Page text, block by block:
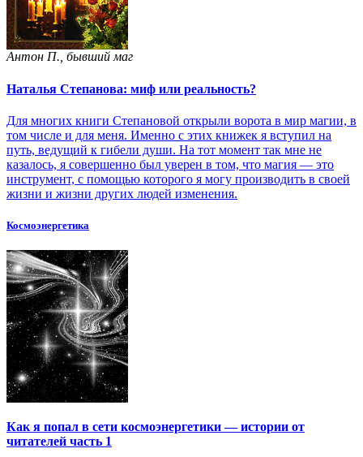
Антон П., бывший маг
Наталья Степанова: миф или реальность?
Для многих книги Степановой открыли ворота в мир магии, в
том числе и для меня. Именно с этих книжек я вступил на
путь, ведущий к гибели души. На тот момент так мне не
казалось, я совершенно был уверен в том, что магия — это
инструмент, с помощью которого я могу производить в своей
жизни и жизни других людей изменения.
Космоэнергетика
Как я попал в сети космоэнергетики — истории от
читателей часть 1